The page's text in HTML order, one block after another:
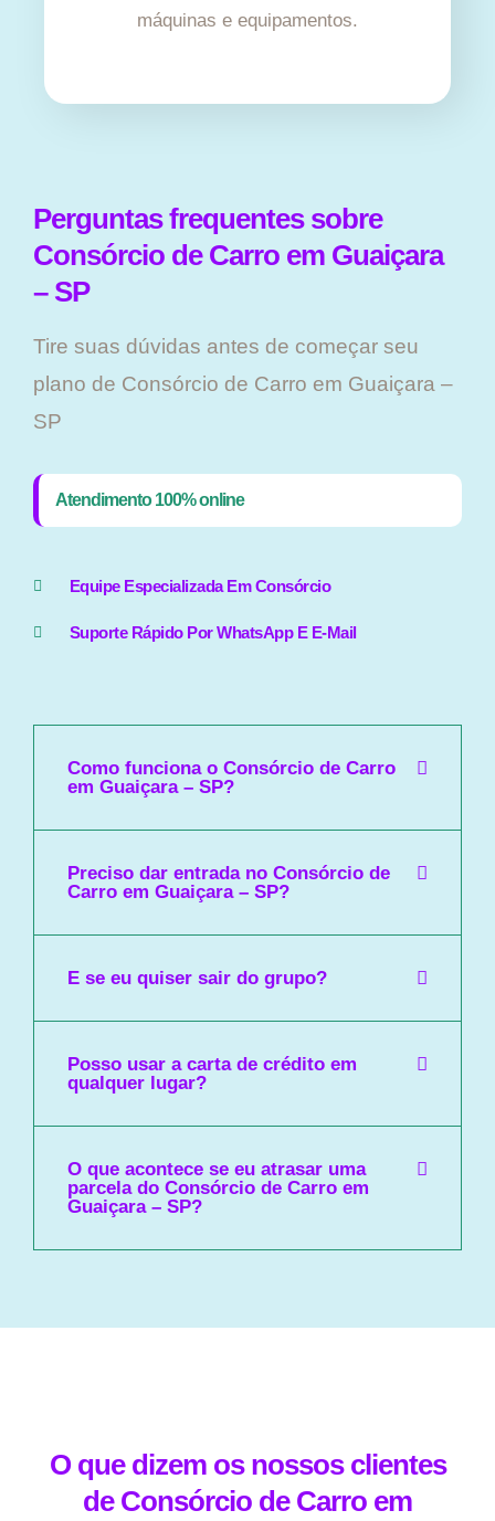
máquinas e equipamentos.
Perguntas frequentes sobre
Consórcio de Carro em Guaiçara
– SP
Tire suas dúvidas antes de começar seu
plano ​de Consórcio de Carro em Guaiçara –
SP
Atendimento 100% online
Equipe Especializada Em Consórcio
Suporte Rápido Por WhatsApp E E-Mail
Como funciona o Consórcio de Carro
em Guaiçara – SP?
Preciso dar entrada no Consórcio de
Carro em Guaiçara – SP?
E se eu quiser sair do grupo?
Posso usar a carta de crédito em
qualquer lugar?
O que acontece se eu atrasar uma
parcela do Consórcio de Carro em
Guaiçara – SP?
O que dizem os nossos clientes
de Consórcio de Carro em